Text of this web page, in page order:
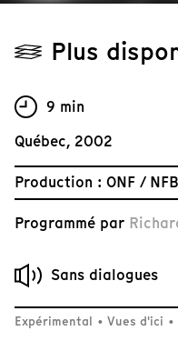
Plus
9 min
Québec, 2002
Production : ONF / NFB
Programmé par
Sans dialogues
Expérimental • Vues d'ici •